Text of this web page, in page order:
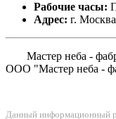
Рабочие часы:
Адрес: г. Москва
Мастер неба -
ООО "Мастер неба -
Данный информационный